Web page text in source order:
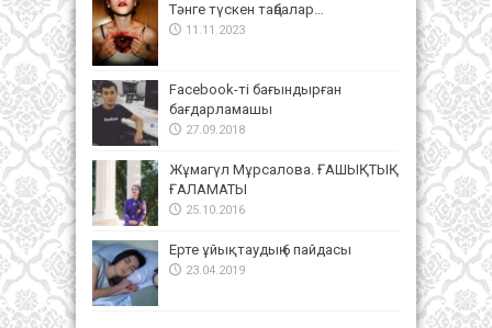
Тәнге түскен таңбалар…
11.11.2023
Facebook-ті бағындырған
бағдарламашы
27.09.2018
Жұмагүл Мұрсалова. ҒАШЫҚТЫҚ
ҒАЛАМАТЫ
25.10.2016
Ерте ұйықтаудың 6 пайдасы
23.04.2019